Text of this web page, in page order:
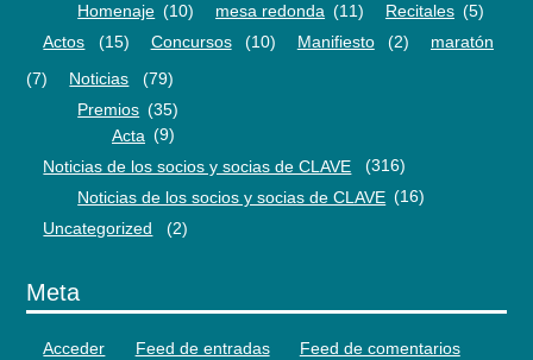
Homenaje (10) mesa redonda (11) Recitales (5)
Actos
(15) Concursos (10) Manifiesto (2)
maratón
(7)
Noticias
(79)
Premios (35)
Acta (9)
Noticias de los socios y socias de CLAVE
(316)
Noticias de los socios y socias de CLAVE (16)
Uncategorized
(2)
Meta
Acceder Feed de entradas
Feed de comentarios